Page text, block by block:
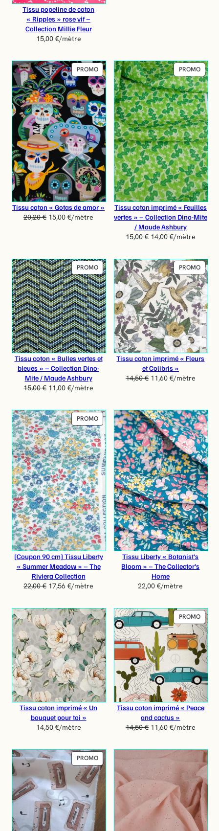
Tissu popeline de coton
« Ripples » rose vif –
Collection Millie Fleur
15,00 €/mètre
PROMOP
R
O
D
U
I
T
E
N
R
O
M
O
T
Tissu coton « Gotas de amor »
20,20€ 15,00€/mètre
PROMOP
R
O
D
U
I
T
E
N
P
R
O
M
O
T
I
Tissu coton imprimé « Feuilles
vertes » – Collection Dino-Mite
/ Maude Ashbury
15,00€ 14,00 €/mètre
PROMOP
R
O
D
U
I
T
E
N
P
R
O
I
O
N
Tissu coton « Bulles vertes et
bleues » – Collection Dino-
Mite / Maude Ashbury
15,00€ 11,00€/mètre
PROMOP
R
O
D
U
I
T
E
N
P
R
I
O
N
Tissu coton imprimé « Fleurs
et Colibris »
14,50€ 11,60 €/mètre
PROMOP
R
O
D
U
I
T
E
N
P
R
O
M
O
T
I
[Coupon 90 cm] Tissu Liberty
« Summer Meadow » – The
Riviera Collection
22,00€ 17,56€/mètre
Tissu Liberty « Botanist’s
Bloom » – The Collector’s
Home
22,00€/mètre
Tissu coton imprimé « Un
bouquet pour toi »
14,50 €/mètre
PROMOP
R
O
D
U
T
E
N
P
T
I
O
N
Tissu coton imprimé « Peace
and cactus »
14,50€ 11,60 €/mètre
PROMOP
R
O
D
U
T